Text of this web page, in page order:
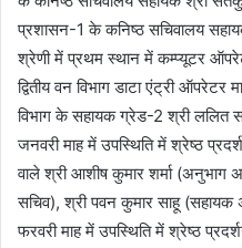
प्रशासन-1 के कनिष्ठ सचिवालय
श्रेणी में प्रथम स्थान में कम्प्यूटर
द्वितीय वन विभाग डाटा एंट्री ऑपरेटर
विभाग के सहायक ग्रेड-2 श्री ललित
जनवरी माह में उपस्थिति में श्रेष्ठ
वाले श्री आशीष कुमार शर्मा (अनुभाग
सचिव), श्री पवन कुमार साहू (सहायक
फरवरी माह में उपस्थिति में श्रेष्ठ